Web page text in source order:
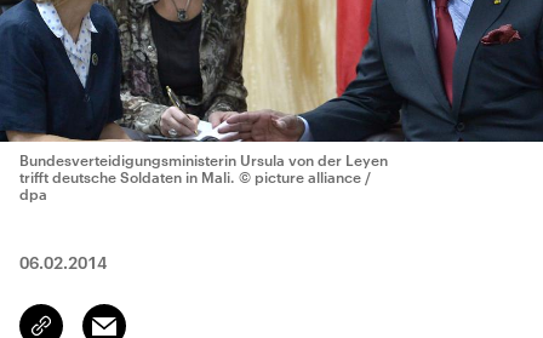
Bundesverteidigungsministerin Ursula von der Leyen
trifft deutsche Soldaten in Mali. © picture alliance /
dpa
06.02.2014
Link
Email